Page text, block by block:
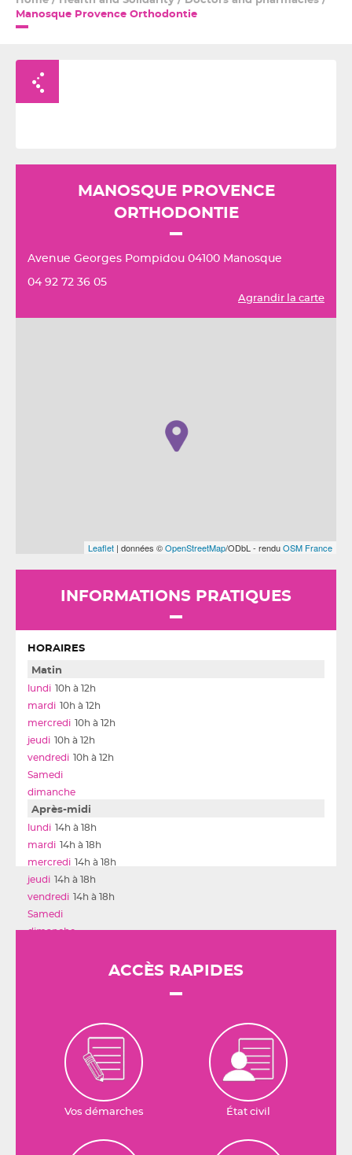
Manosque Provence Orthodontie
MANOSQUE PROVENCE
ORTHODONTIE
Avenue Georges Pompidou 04100 Manosque
04 92 72 36 05
Agrandir la carte
Leaflet | données ©OpenStreetMap/ODbL - renduOSM France
INFORMATIONS PRATIQUES
HORAIRES
Matin
10h à 12h
10h à 12h
10h à 12h
10h à 12h
10h à 12h
Après-midi
14h à 18h
14h à 18h
14h à 18h
14h à 18h
14h à 18h
ACCÈS RAPIDES
Vos démarches État civil